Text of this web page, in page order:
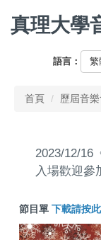
真理大學
語言：
首頁 歷屆音樂
2023/12/16
入場歡迎參
節目單 下載請按此